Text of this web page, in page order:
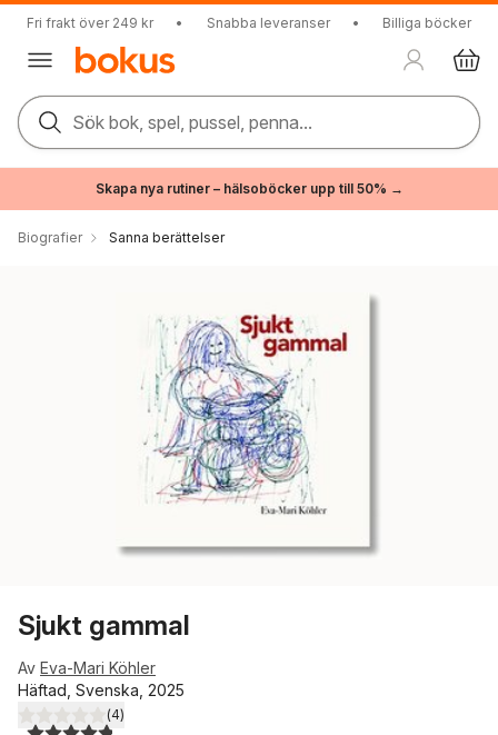
Fri frakt över 249 kr • Snabba leveranser • Billiga böcker
Sök bok, spel, pussel, penna...
Skapa nya rutiner – hälsoböcker upp till 50% →
Biografier Sanna berättelser
Sjukt gammal
Av Eva-Mari Köhler
Häftad, Svenska, 2025
4,8utav 5 stjärnor. Totalt antal röster:
(4)